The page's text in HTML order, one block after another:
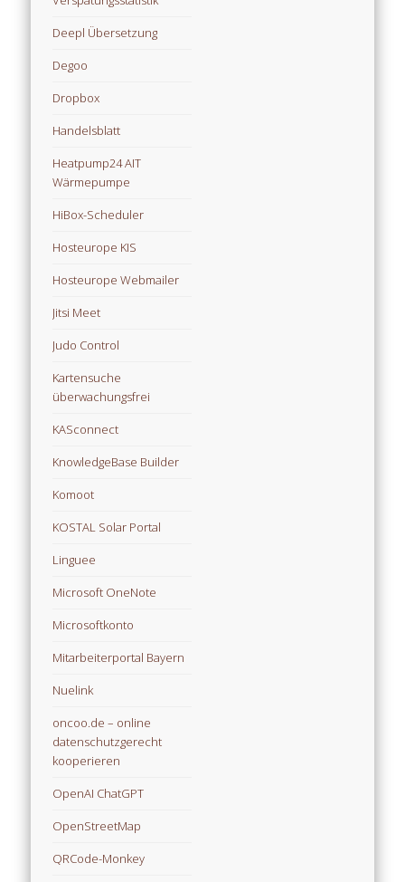
Deepl Übersetzung
Degoo
Dropbox
Handelsblatt
Heatpump24 AIT
Wärmepumpe
HiBox-Scheduler
Hosteurope KIS
Hosteurope Webmailer
Jitsi Meet
Judo Control
Kartensuche
überwachungsfrei
KASconnect
KnowledgeBase Builder
Komoot
KOSTAL Solar Portal
Linguee
Microsoft OneNote
Microsoftkonto
Mitarbeiterportal Bayern
Nuelink
oncoo.de – online
datenschutzgerecht
kooperieren
OpenAI ChatGPT
OpenStreetMap
QRCode-Monkey